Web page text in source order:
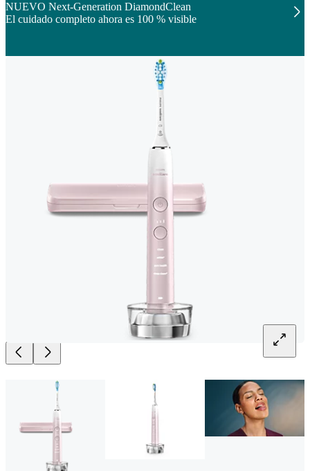
NUEVO Next-Generation DiamondClean
El cuidado completo ahora es 100 % visible